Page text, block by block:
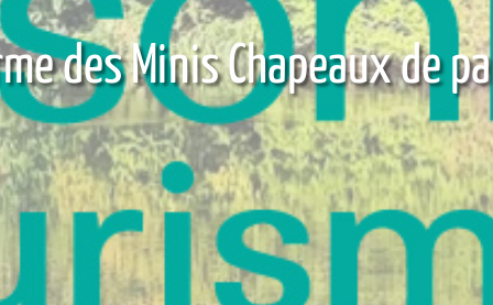
des Minis Chapeaux de